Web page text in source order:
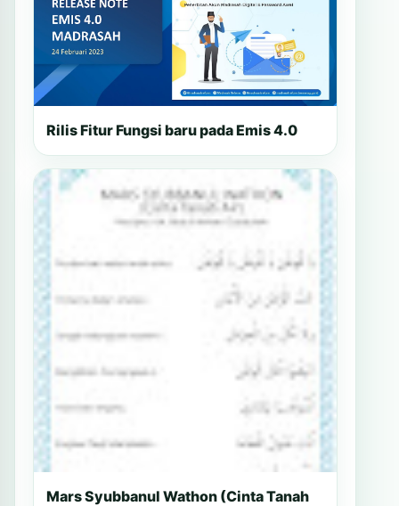
Rilis Fitur Fungsi baru pada Emis 4.0
Mars Syubbanul Wathon (Cinta Tanah